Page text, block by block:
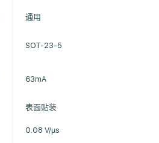
通用
SOT-23-5
63mA
表面贴装
0.08 V/µs